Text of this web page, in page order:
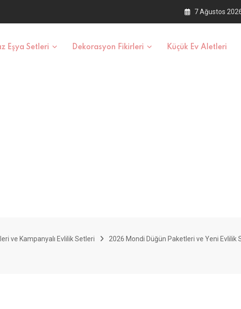
7 Ağustos
Eşya Setleri Dekorasyon Fikirleri Küçük Ev Aletleri
ve Kampanyalı Evlilik Setleri 2026 Mondi Düğün Paketleri ve Yeni Evlilik